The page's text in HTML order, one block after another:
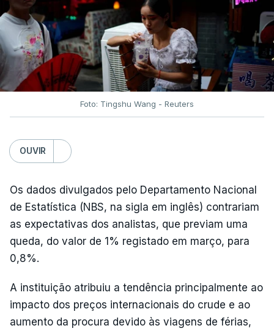
Foto: Tingshu Wang - Reuters
OUVIR
Os dados divulgados pelo Departamento Nacional
de Estatística (NBS, na sigla em inglês) contrariam
as expectativas dos analistas, que previam uma
queda, do valor de 1% registado em março, para
0,8%.
A instituição atribuiu a tendência principalmente ao
impacto dos preços internacionais do crude e ao
aumento da procura devido às viagens de férias,